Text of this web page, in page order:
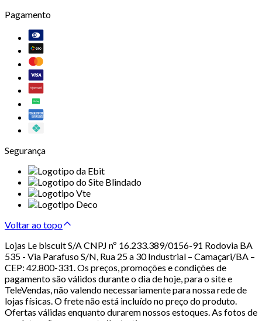
Pagamento
Segurança
Voltar ao topo
Lojas Le biscuit S/A CNPJ nº 16.233.389/0156-91 Rodovia BA
535 - Via Parafuso S/N, Rua 25 a 30 Industrial – Camaçari/BA –
CEP: 42.800-331. Os preços, promoções e condições de
pagamento são válidos durante o dia de hoje, para o site e
TeleVendas, não valendo necessariamente para nossa rede de
lojas físicas. O frete não está incluído no preço do produto.
Ofertas válidas enquanto durarem nossos estoques. As fotos de